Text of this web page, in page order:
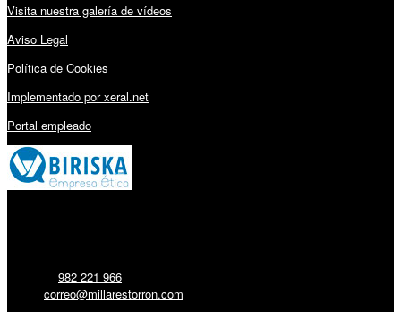
Visita nuestra galería de vídeos
Aviso Legal
Política de Cookies
Implementado por xeral.net
Portal empleado
982 221 966
correo@millarestorron.com